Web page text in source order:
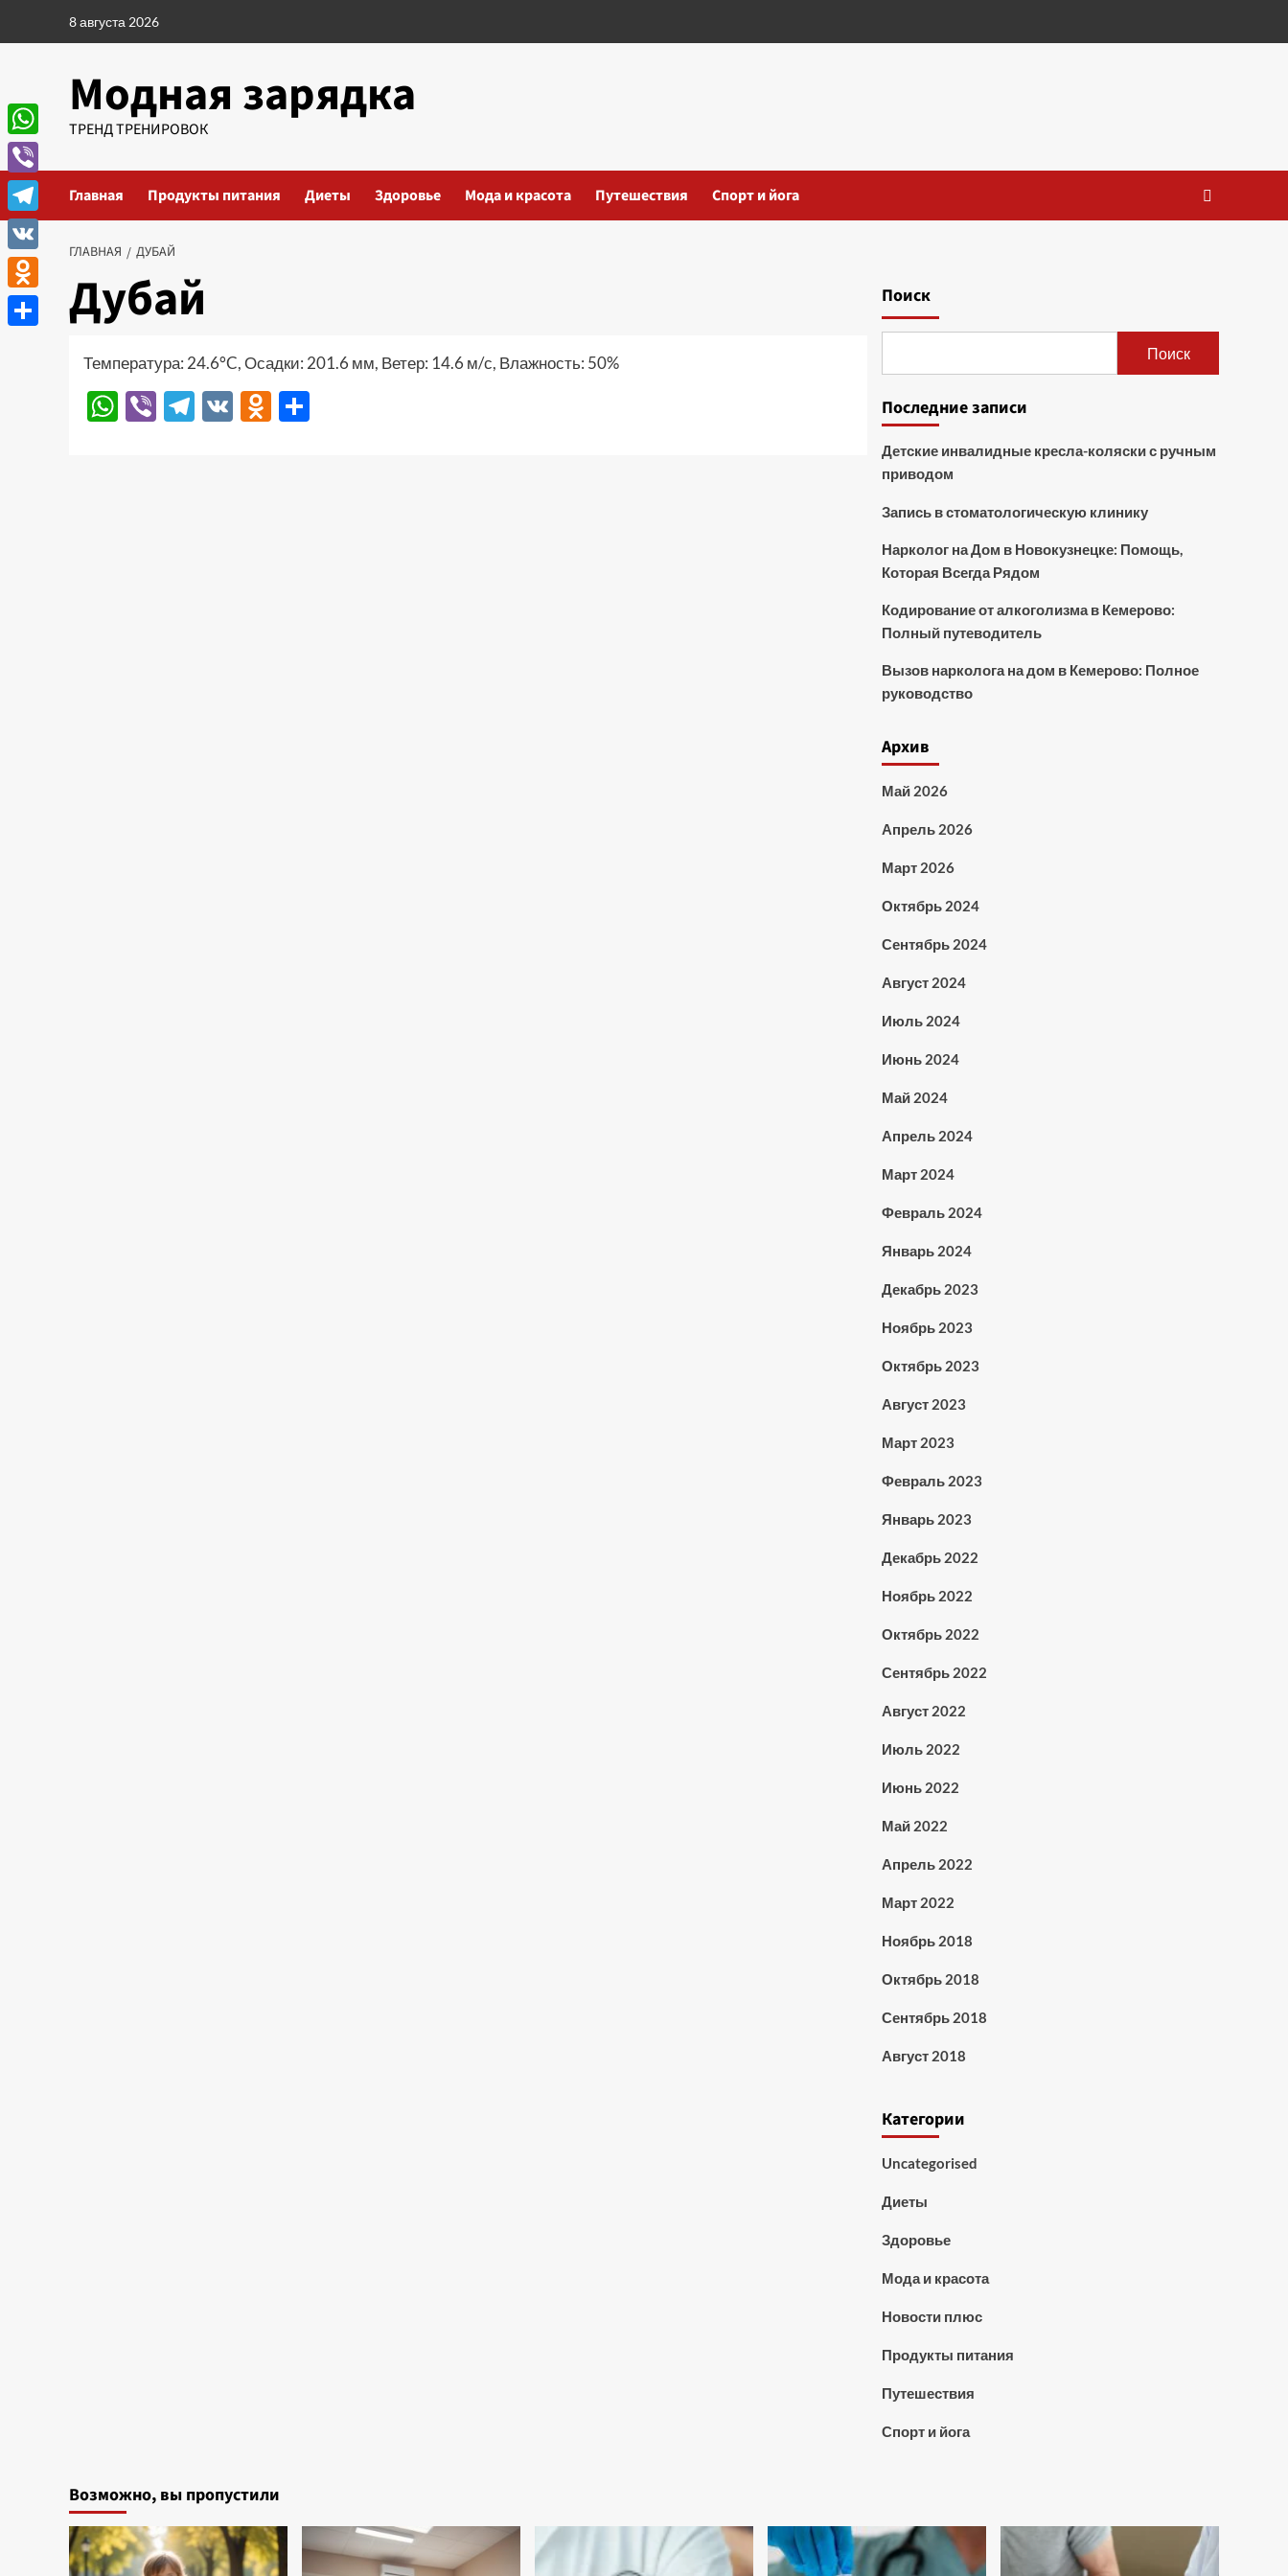
8 августа 2026
Модная зарядка
ТРЕНД ТРЕНИРОВОК
Главная Продукты питания Диеты Здоровье Мода и красота Путешествия Спорт и йога
ГЛАВНАЯ ДУБАЙ
Дубай
Температура: 24.6°C, Осадки: 201.6 мм, Ветер: 14.6 м/с, Влажность: 50%
WhatsApp
ViberTelegram
VK Odnoklassniki
Поиск
Поиск
Последние записи
Детские инвалидные кресла-коляски с ручным
приводом
Запись в стоматологическую клинику
Нарколог на Дом в Новокузнецке: Помощь,
Которая Всегда Рядом
Кодирование от алкоголизма в Кемерово:
Полный путеводитель
Вызов нарколога на дом в Кемерово: Полное
руководство
Архив
Май 2026
Апрель 2026
Март 2026
Октябрь 2024
Сентябрь 2024
Август 2024
Июль 2024
Июнь 2024
Май 2024
Апрель 2024
Март 2024
Февраль 2024
Январь 2024
Декабрь 2023
Ноябрь 2023
Октябрь 2023
Август 2023
Март 2023
Февраль 2023
Январь 2023
Декабрь 2022
Ноябрь 2022
Октябрь 2022
Сентябрь 2022
Август 2022
Июль 2022
Июнь 2022
Май 2022
Апрель 2022
Март 2022
Ноябрь 2018
Октябрь 2018
Сентябрь 2018
Август 2018
Категории
Uncategorised
Диеты
Здоровье
Мода и красота
Новости плюс
Продукты питания
Путешествия
Спорт и йога
Возможно, вы пропустили
WhatsApp
Viber
Telegram
VK
Odnoklassniki